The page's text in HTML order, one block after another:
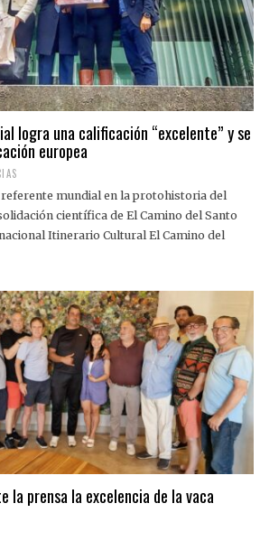
logra una calificación “excelente” y se
europea
referente mundial en la protohistoria del
científica de El Camino del Santo
Itinerario Cultural El Camino del
la prensa la excelencia de la vaca